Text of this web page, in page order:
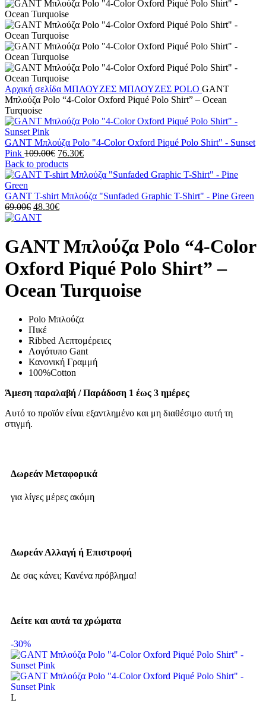
Αρχική σελίδα ΜΠΛΟΥΖΕΣ ΜΠΛΟΥΖΕΣ POLO GANT
Μπλούζα Polo “4-Color Oxford Piqué Polo Shirt” – Ocean
Turquoise
GANT Μπλούζα Polo "4-Color Oxford Piqué Polo Shirt" - Sunset
Pink 109.00€ 76.30€
Back to products
GANT T-shirt Μπλούζα "Sunfaded Graphic T-Shirt" - Pine Green
69.00€ 48.30€
GANT Μπλούζα Polo “4-Color
Oxford Piqué Polo Shirt” –
Ocean Turquoise
Polo Μπλούζα
Πικέ
Ribbed Λεπτομέρειες
Λογότυπο Gant
Κανονική Γραμμή
100%Cotton
Άμεση παραλαβή / Παράδοση 1 έως 3 ημέρες
Αυτό το προϊόν είναι εξαντλημένο και μη διαθέσιμο αυτή τη
στιγμή.
Δωρεάν Μεταφορικά
για λίγες μέρες ακόμη
Δωρεάν Αλλαγή ή Επιστροφή
Δε σας κάνει; Κανένα πρόβλημα!
Δείτε και αυτά τα χρώματα
-30%
L